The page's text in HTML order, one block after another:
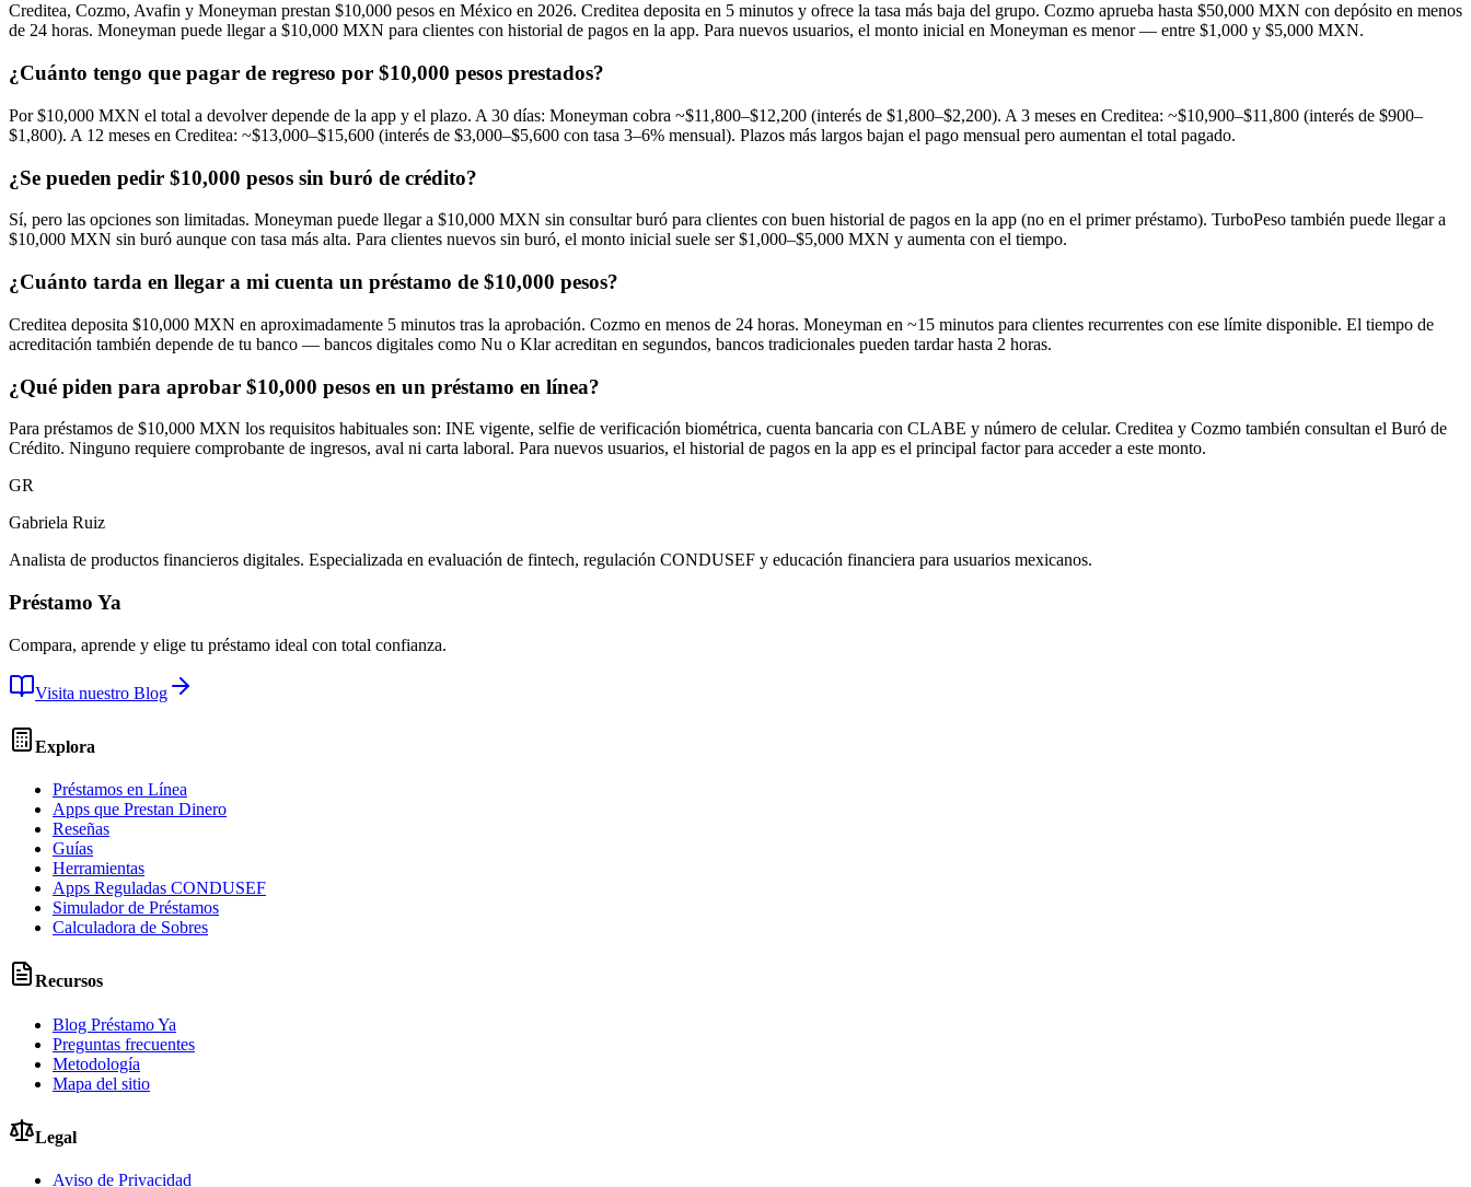
Creditea, Cozmo, Avafin y Moneyman prestan $10,000 pesos en México en 2026. Creditea deposita en 5 minutos y ofrece la tasa más baja del grupo. Cozmo aprueba hasta $50,000 MXN con depósito en menos
de 24 horas. Moneyman puede llegar a $10,000 MXN para clientes con historial de pagos en la app. Para nuevos usuarios, el monto inicial en Moneyman es menor — entre $1,000 y $5,000 MXN.
¿Cuánto tengo que pagar de regreso por $10,000 pesos prestados?
Por $10,000 MXN el total a devolver depende de la app y el plazo. A 30 días: Moneyman cobra ~$11,800–$12,200 (interés de $1,800–$2,200). A 3 meses en Creditea: ~$10,900–$11,800 (interés de $900–
$1,800). A 12 meses en Creditea: ~$13,000–$15,600 (interés de $3,000–$5,600 con tasa 3–6% mensual). Plazos más largos bajan el pago mensual pero aumentan el total pagado.
¿Se pueden pedir $10,000 pesos sin buró de crédito?
Sí, pero las opciones son limitadas. Moneyman puede llegar a $10,000 MXN sin consultar buró para clientes con buen historial de pagos en la app (no en el primer préstamo). TurboPeso también puede llegar a
$10,000 MXN sin buró aunque con tasa más alta. Para clientes nuevos sin buró, el monto inicial suele ser $1,000–$5,000 MXN y aumenta con el tiempo.
¿Cuánto tarda en llegar a mi cuenta un préstamo de $10,000 pesos?
Creditea deposita $10,000 MXN en aproximadamente 5 minutos tras la aprobación. Cozmo en menos de 24 horas. Moneyman en ~15 minutos para clientes recurrentes con ese límite disponible. El tiempo de
acreditación también depende de tu banco — bancos digitales como Nu o Klar acreditan en segundos, bancos tradicionales pueden tardar hasta 2 horas.
¿Qué piden para aprobar $10,000 pesos en un préstamo en línea?
Para préstamos de $10,000 MXN los requisitos habituales son: INE vigente, selfie de verificación biométrica, cuenta bancaria con CLABE y número de celular. Creditea y Cozmo también consultan el Buró de
Crédito. Ninguno requiere comprobante de ingresos, aval ni carta laboral. Para nuevos usuarios, el historial de pagos en la app es el principal factor para acceder a este monto.
GR
Gabriela Ruiz
Analista de productos financieros digitales. Especializada en evaluación de fintech, regulación CONDUSEF y educación financiera para usuarios mexicanos.
Préstamo Ya
Compara, aprende y elige tu préstamo ideal con total confianza.
Visita nuestro Blog
Explora
Préstamos en Línea
Apps que Prestan Dinero
Reseñas
Guías
Herramientas
Apps Reguladas CONDUSEF
Simulador de Préstamos
Calculadora de Sobres
Recursos
Blog Préstamo Ya
Preguntas frecuentes
Metodología
Mapa del sitio
Legal
Aviso de Privacidad